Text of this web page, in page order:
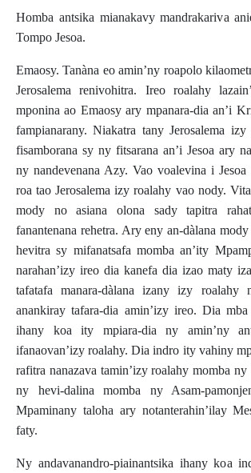
Homba antsika mianakavy mandrakariva
Tompo Jesoa.
Emaosy. Tanàna eo amin’ny roapolo
Jerosalema renivohitra. Ireo roalahy
mponina ao Emaosy ary mpanara-dia an’i
fampianarany. Niakatra tany Jerosalema
fisamborana sy ny fitsarana an’i Jesoa ary
ny nandevenana Azy. Vao voalevina i
roa tao Jerosalema izy roalahy vao nody.
mody no asiana olona sady tapitra
fanantenana rehetra. Ary eny an-dàlana
hevitra sy mifanatsafa momba an’ity
narahan’izy ireo dia kanefa dia izao maty
tafatafa manara-dàlana izany izy roalahy
anankiray tafara-dia amin’izy ireo. Dia mba
ihany koa ity mpiara-dia ny amin’ny
ifanaovan’izy roalahy. Dia indro ity vahiny
rafitra nanazava tamin’izy roalahy momba
ny hevi-dalina momba ny Asam-
Mpaminany taloha ary notanterahin’ilay
faty.
Ny andavanandro-piainantsika ihany koa